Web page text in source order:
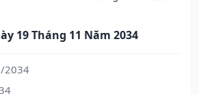
19 Tháng 11 Năm 2034
2034